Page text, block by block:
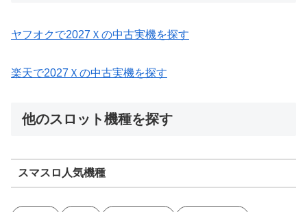
ヤフオクで2027Ｘの中古実機を探す
楽天で2027Ｘの中古実機を探す
他のスロット機種を探す
スマスロ人気機種